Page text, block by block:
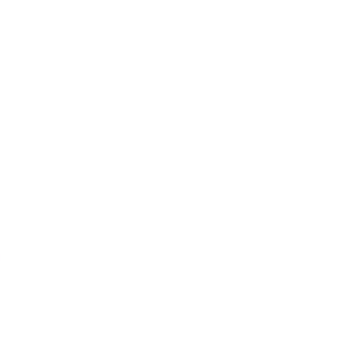
vousky pomáhají
kočka vejde do
→